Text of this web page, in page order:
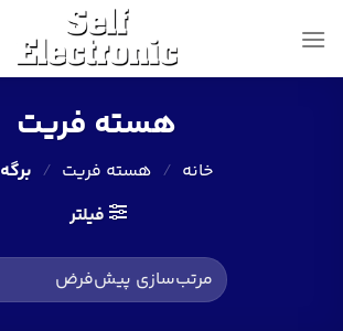
هسته فریت
خانه / هسته فریت / برگه 15
فیلتر